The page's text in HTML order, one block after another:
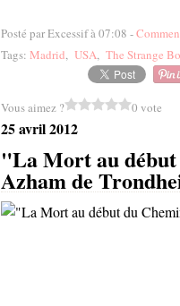
Posté par Excessif à 07:08 -
Tags: Madrid, USA, The Strange
Vous aimez ? 0 vote
25 avril 2012
"La Mort au début
Azham de